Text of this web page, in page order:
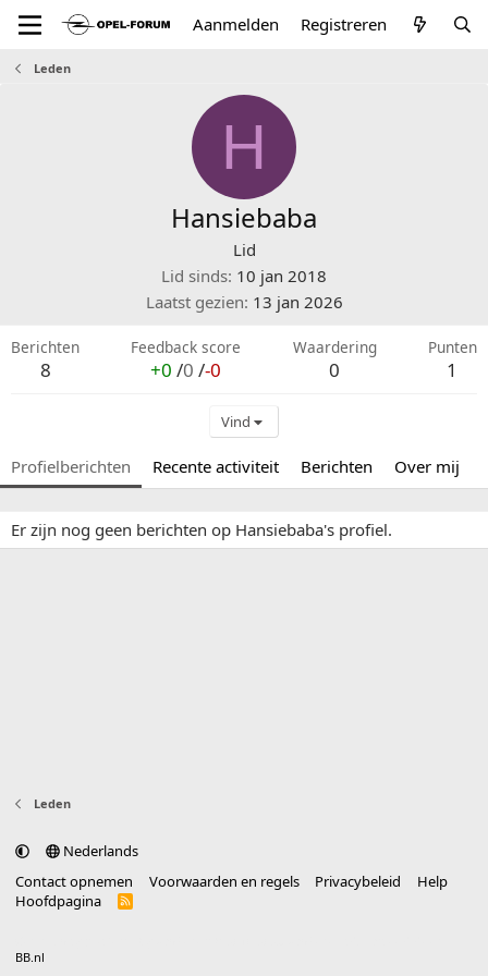
Aanmelden Registreren
Leden
H
Hansiebaba
Lid
Lid sinds 10 jan 2018
Laatst gezien 13 jan 2026
Berichten
8
Feedback score
+0 /0 /-0
Waardering
0
Punten
1
Vind
Profielberichten Recente activiteit Berichten Over mij
Er zijn nog geen berichten op Hansiebaba's profiel.
Leden
Nederlands
Contact opnemen
Voorwaarden en regels Privacybeleid
Help
Hoofdpagina
R
BB.nl